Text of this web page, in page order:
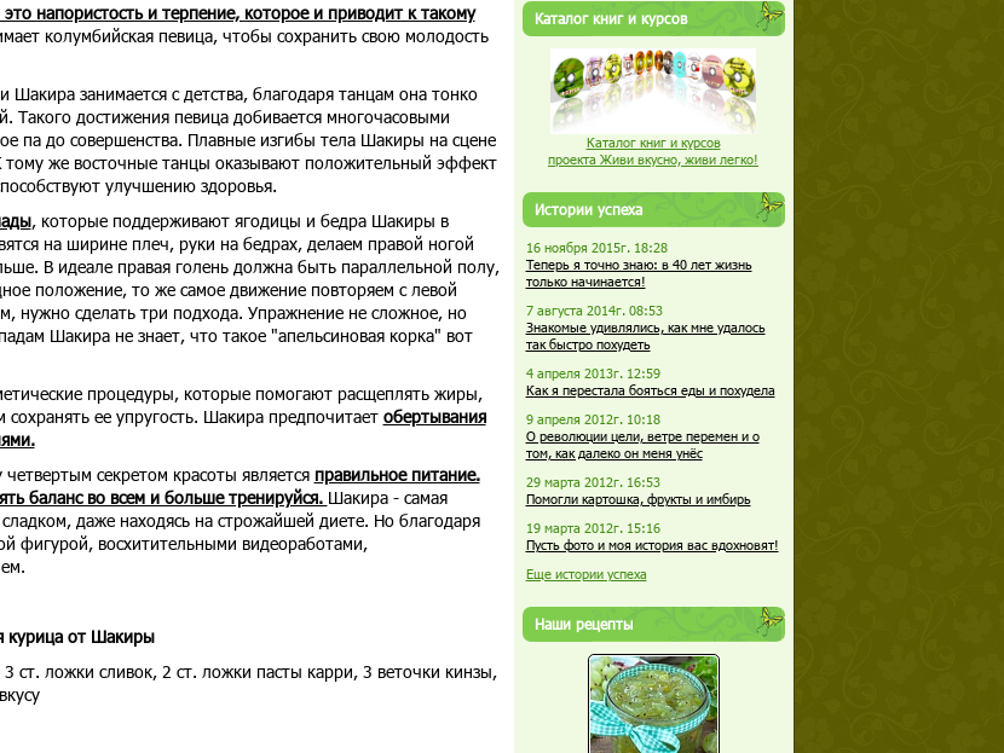
это напористость и терпение, которое и приводит к такому
колумбийская певица, чтобы сохранить свою молодость
Шакира занимается с детства, благодаря танцам она тонко
Такого достижения певица добивается многочасовыми
па до совершенства. Плавные изгибы тела Шакиры на сцене
же восточные танцы оказывают положительный эффект
улучшению здоровья.
, которые поддерживают ягодицы и бедра Шакиры в
на ширине плеч, руки на бедрах, делаем правой ногой
В идеале правая голень должна быть параллельной полу,
положение, то же самое движение повторяем с левой
нужно сделать три подхода. Упражнение не сложное, но
Шакира не знает, что такое "апельсиновая корка" вот
процедуры, которые помогают расщеплять жиры,
ее упругость. Шакира предпочитает обертывания
секретом красоты является правильное питание.
баланс во всем и больше тренируйся. Шакира - самая
даже находясь на строжайшей диете. Но благодаря
фигурой, восхитительными видеоработами,
курица от Шакиры
ст. ложки сливок, 2 ст. ложки пасты карри, 3 веточки кинзы,
Каталог книг и курсов
Каталог книг и курсов
проекта Живи вкусно, живи легко!
Истории успеха
16 ноября 2015г. 18:28
Теперь я точно знаю: в 40 лет жизнь
только начинается!
7 августа 2014г. 08:53
Знакомые удивлялись, как мне удалось
так быстро похудеть
4 апреля 2013г. 12:59
Как я перестала бояться еды и похудела
9 апреля 2012г. 10:18
О революции цели, ветре перемен и о
том, как далеко он меня унёс
29 марта 2012г. 16:53
Помогли картошка, фрукты и имбирь
19 марта 2012г. 15:16
Пусть фото и моя история вас вдохновят!
Еще истории успеха
Наши рецепты